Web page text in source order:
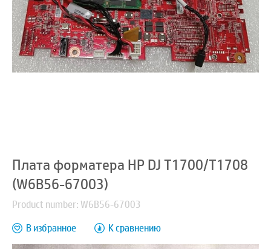
Плата форматера HP DJ T1700/T1708
(W6B56-67003)
Product number: W6B56-67003
В избранное
К сравнению